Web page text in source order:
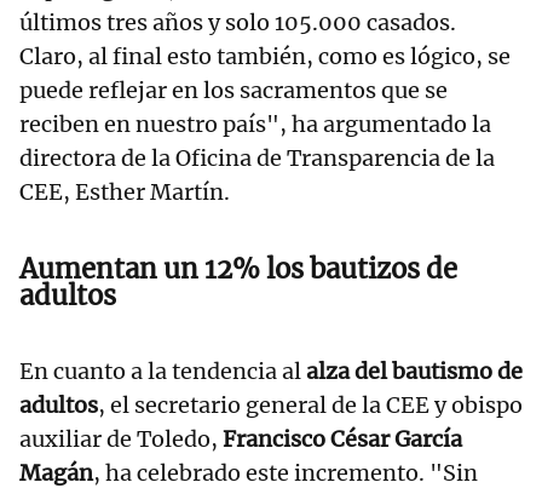
últimos tres años y solo 105.000 casados.
Claro, al final esto también, como es lógico, se
puede reflejar en los sacramentos que se
reciben en nuestro país", ha argumentado la
directora de la Oficina de Transparencia de la
CEE, Esther Martín.
Aumentan un 12% los bautizos de
adultos
En cuanto a la tendencia alalza del bautismo de
adultos, el secretario general de la CEE y obispo
auxiliar de Toledo, Francisco César García
Magán, ha celebrado este incremento. "Sin